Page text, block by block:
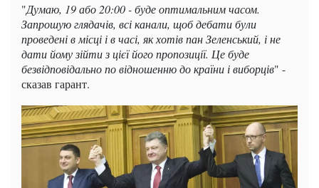
"Думаю, 19 або 20:00 - буде оптимальним часом.
Запрошую глядачів, всі канали, щоб дебати були
проведені в місці і в часі, як хотів пан Зеленський, і не
дати йому зійти з цієї його пропозиції. Це буде
безвідповідально по відношенню до країни і виборців" -
сказав гарант.